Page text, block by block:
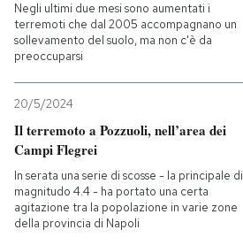
Negli ultimi due mesi sono aumentati i
terremoti che dal 2005 accompagnano un
sollevamento del suolo, ma non c'è da
preoccuparsi
20/5/2024
Il terremoto a Pozzuoli, nell’area dei
Campi Flegrei
In serata una serie di scosse - la principale di
magnitudo 4.4 - ha portato una certa
agitazione tra la popolazione in varie zone
della provincia di Napoli